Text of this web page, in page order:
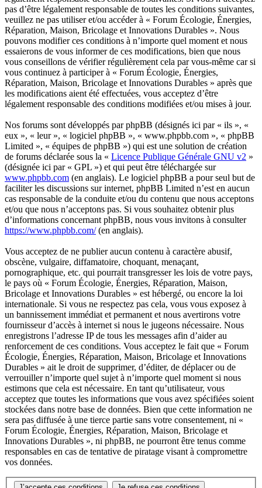
pas d’être légalement responsable de toutes les conditions suivantes,
veuillez ne pas utiliser et/ou accéder à « Forum Écologie, Énergies,
Réparation, Maison, Bricolage et Innovations Durables ». Nous
pouvons modifier ces conditions à n’importe quel moment et nous
essaierons de vous informer de ces modifications, bien que nous
vous conseillons de vérifier régulièrement cela par vous-même car si
vous continuez à participer à « Forum Écologie, Énergies,
Réparation, Maison, Bricolage et Innovations Durables » après que
les modifications aient été effectuées, vous acceptez d’être
légalement responsable des conditions modifiées et/ou mises à jour.
Nos forums sont développés par phpBB (désignés ici par « ils », «
eux », « leur », « logiciel phpBB », « www.phpbb.com », « phpBB
Limited », « équipes de phpBB ») qui est une solution de création
de forums déclarée sous la « Licence Publique Générale GNU v2 »
(désignée ici par « GPL ») et qui peut être téléchargée sur
www.phpbb.com (en anglais). Le logiciel phpBB a pour seul but de
faciliter les discussions sur internet, phpBB Limited n’est en aucun
cas responsable de la conduite et/ou du contenu que nous acceptons
et/ou que nous n’acceptons pas. Si vous souhaitez obtenir plus
d’informations concernant phpBB, nous vous invitons à consulter
https://www.phpbb.com/(en anglais).
Vous acceptez de ne publier aucun contenu à caractère abusif,
obscène, vulgaire, diffamatoire, choquant, menaçant,
pornographique, etc. qui pourrait transgresser les lois de votre pays,
le pays où « Forum Écologie, Énergies, Réparation, Maison,
Bricolage et Innovations Durables » est hébergé, ou encore la loi
internationale. Si vous ne respectez pas cela, vous vous exposez à
un bannissement immédiat et permanent et nous avertirons votre
fournisseur d’accès à internet si nous le jugeons nécessaire. Nous
enregistrons l’adresse IP de tous les messages afin d’aider au
renforcement de ces conditions. Vous acceptez le fait que « Forum
Écologie, Énergies, Réparation, Maison, Bricolage et Innovations
Durables » ait le droit de supprimer, d’éditer, de déplacer ou de
verrouiller n’importe quel sujet à n’importe quel moment si nous
estimons que cela est nécessaire. En tant qu’utilisateur, vous
acceptez que toutes les informations que vous avez spécifiées soient
stockées dans notre base de données. Bien que cette information ne
sera pas diffusée à une tierce partie sans votre consentement, ni «
Forum Écologie, Énergies, Réparation, Maison, Bricolage et
Innovations Durables », ni phpBB, ne pourront être tenus comme
responsables en cas de tentative de piratage visant à compromettre
vos données.